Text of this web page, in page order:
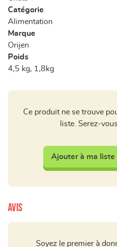
Catégorie
Alimentation
Marque
Orijen
Poids
4,5 kg, 1,8kg
Ce produit ne se trouve
liste. Serez-
Ajouter à ma liste
Avis
Soyez le premier à